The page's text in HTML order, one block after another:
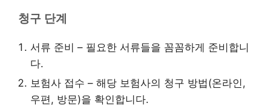
청구 단계
서류 준비 – 필요한 서류들을 꼼꼼하게 준비합니
다.
보험사 접수 – 해당 보험사의 청구 방법(온라인,
우편, 방문)을 확인합니다.